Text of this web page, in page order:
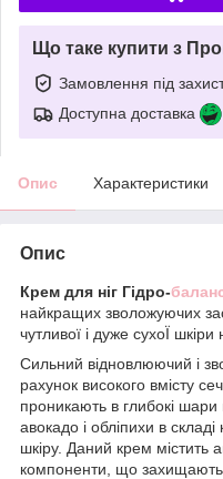
Що таке купити з
Замовлення під
Доступна доставка
Опис Характеристики
Опис
Крем для ніг Гідро-
найкращих зволожуючих
чутливої і дуже сухоЇ шкіри
Сильний відновлюючий і
рахунок високого вмісту
проникають в глибокі шари
авокадо і обліпихи в
шкіру. Даний крем містить
компоненти, що захищають